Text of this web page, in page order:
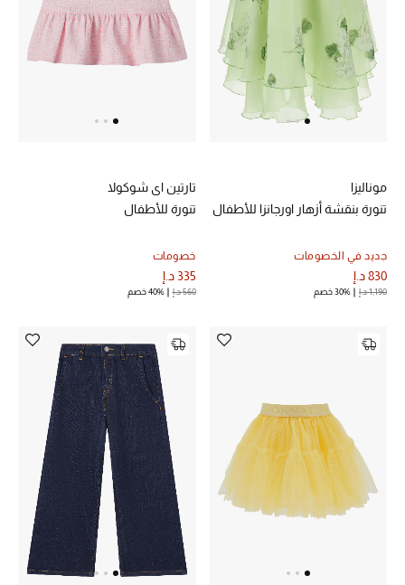
موناليزا
تنورة بنقشة أزهار اورجانزا للأطفال
جديد في الخصومات
830 د.إ
1,190 د.إ 30% خصم
تارتين اي شوكولا
تنورة للأطفال
خصومات
335 د.إ
560 د.إ 40% خصم